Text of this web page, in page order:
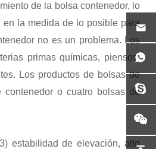
de la bolsa contenedor, lo
en la medida de lo posible para
no es un problema. Los
primas químicas, piensos,
Los productos de bolsas de
o cuatro bolsas de
estabilidad de elevación, alto